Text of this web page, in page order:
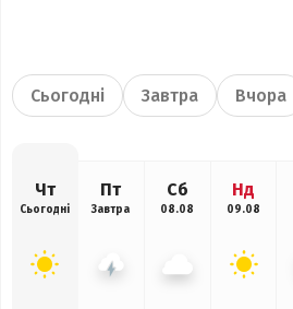
Сьогодні Завтра Вчора
Чт
Сьогодні
Пт
Завтра
Сб
08.08
Нд
09.08